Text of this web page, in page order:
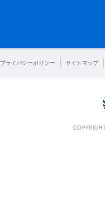
プライバシーポリシー サイトマップ